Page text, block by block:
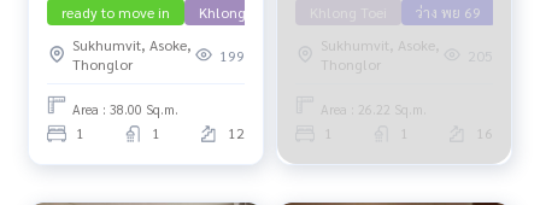
ready to move in
Khlong Toei
Sukhumvit, Asoke,
Thonglor
199
Area : 38.00 Sq.m.
1 1 12
ว่าง พย 69
Sukhumvit, Asoke,
Thonglor
205
Area : 26.22 Sq.m.
1 1 16